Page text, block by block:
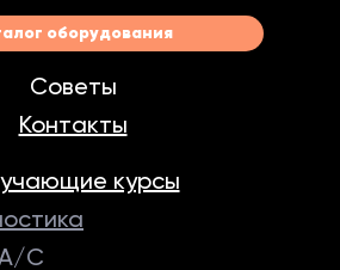
Контакты
оборудования
Советы
курсы
А/С